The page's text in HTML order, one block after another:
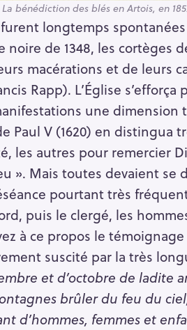
La bénédiction des blés en Artois, en
longtemps
noire de 1348, les cortèges
macérations et de leurs
Rapp). L’Église
une
Paul V (1620) en distingua
les autres pour remercier
». Mais toutes devaient
pourtant très
puis le clergé, les
à ce propos le
suscité par la très
et d’octobre de ladite
brûler du feu du
d’hommes, femmes et